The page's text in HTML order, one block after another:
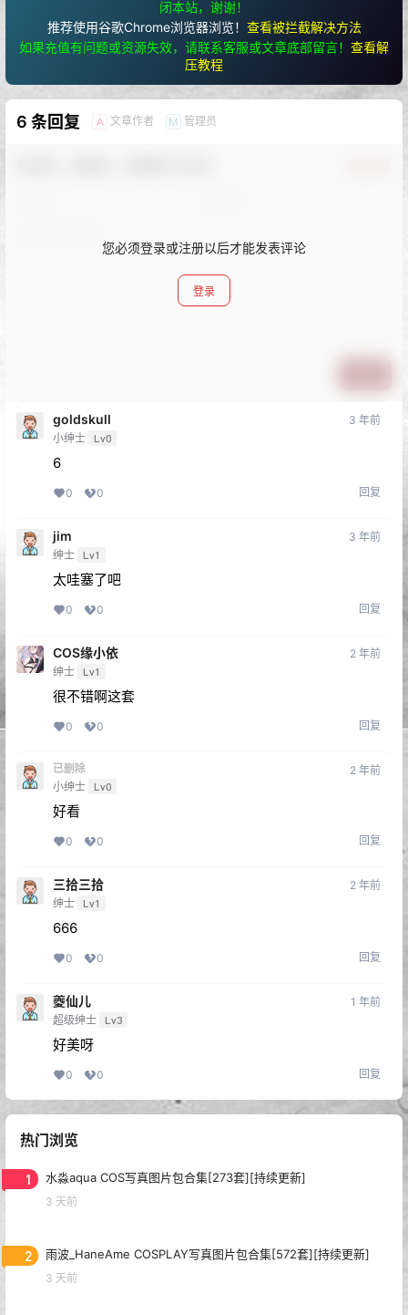
闭本站，谢谢！
推荐使用谷歌Chrome浏览器浏览！ 查看被拦截解决方法
如果充值有问题或资源失效，请联系客服或文章底部留言！ 查看解
压教程
6 条回复 A 文章作者 M 管理员
您必须登录或注册以后才能发表评论
登录
goldskull
小绅士 Lv0
3 年前
6
0 0 回复
jim
绅士 Lv1
3 年前
太哇塞了吧
0 0 回复
COS缘小依
绅士 Lv1
2 年前
很不错啊这套
0 0 回复
已删除
小绅士 Lv0
2 年前
好看
0 0 回复
三拾三拾
绅士 Lv1
2 年前
666
0 0 回复
夔仙儿
超级绅士 Lv3
1 年前
好美呀
0 0 回复
热门浏览
1 水淼aqua COS写真图片包合集[273套][持续更新]
3 天前
2 雨波_HaneAme COSPLAY写真图片包合集[572套][持续更新]
3 天前